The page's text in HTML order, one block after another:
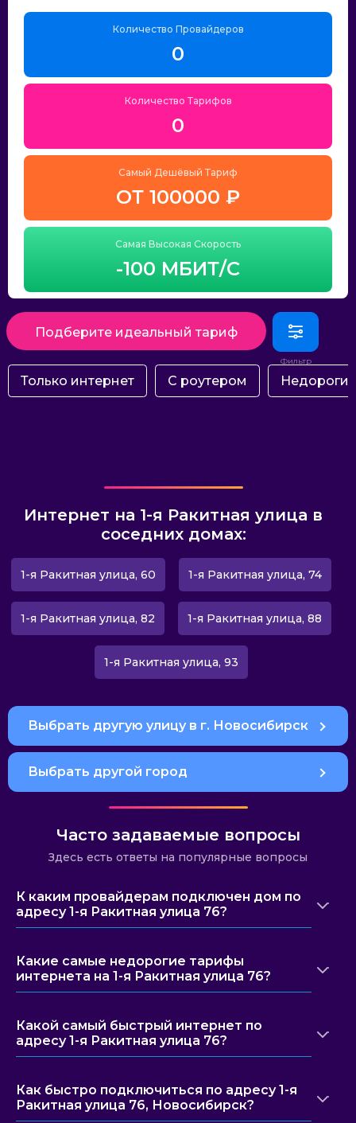
Количество Провайдеров
0
Количество Тарифов
0
Самый Дешёвый Тариф
ОТ 100000 ₽
Самая Высокая Скорость
-100 МБИТ/С
Подберите идеальный тариф
Только интернет С роутером Недорогие
Интернет на 1-я Ракитная улица в
соседних домах:
1-я Ракитная улица, 60 1-я Ракитная улица, 74
1-я Ракитная улица, 82 1-я Ракитная улица, 88
1-я Ракитная улица, 93
Выбрать другую улицу в г. Новосибирск
Выбрать другой город
Часто задаваемые вопросы
Здесь есть ответы на популярные вопросы
К каким провайдерам подключен дом по
адресу 1-я Ракитная улица 76?
Какие самые недорогие тарифы
интернета на 1-я Ракитная улица 76?
Какой самый быстрый интернет по
адресу 1-я Ракитная улица 76?
Как быстро подключиться по адресу 1-я
Ракитная улица 76, Новосибирск?